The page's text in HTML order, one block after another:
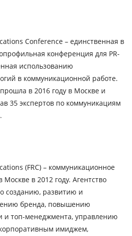
Conference – единственная в
конференция для PR-
использованию
в коммуникационной работе.
в 2016 году в Москве и
35 экспертов по коммуникациям
(FRC) – коммуникационное
Москве в 2012 году. Агентство
созданию, развитию и
бренда, повышению
и топ-менеджмента, управлению
имиджем,